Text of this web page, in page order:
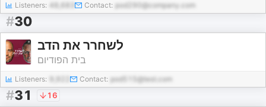
Listeners: 48,683 Contact: pod290@company.com
#30
לשחרר את הדב
בית הפודיום
Listeners: Contact: pod515@test.com
#31 16